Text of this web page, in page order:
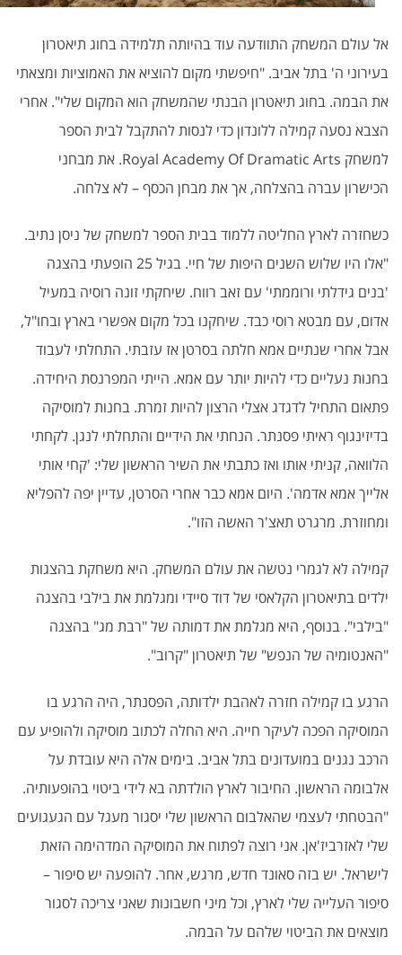
אל עולם המשחק התוודעה עוד בהיותה תלמידה בחוג תיאטרון
בעירוני ה' בתל אביב. "חיפשתי מקום להוציא את האמוציות ומצאתי
את הבמה. בחוג תיאטרון הבנתי שהמשחק הוא המקום שלי". אחרי
הצבא נסעה קמילה ללונדון כדי לנסות להתקבל לבית הספר
למשחק
את מבחני
הכישרון עברה בהצלחה, אך את מבחן הכסף – לא צלחה.
כשחזרה לארץ החליטה ללמוד בבית הספר למשחק של ניסן נתיב.
"אלו היו שלוש השנים היפות של חיי. בגיל 25 הופעתי בהצגה
'בנים גידלתי ורוממתי' עם זאב רווח. שיחקתי זונה רוסיה במעיל
אדום, עם מבטא רוסי כבד. שיחקנו בכל מקום אפשרי בארץ ובחו"ל,
אבל אחרי שנתיים אמא חלתה בסרטן אז עזבתי. התחלתי לעבוד
בחנות נעליים כדי להיות יותר עם אמא. הייתי המפרנסת היחידה.
פתאום התחיל לדגדג אצלי הרצון להיות זמרת. בחנות למוסיקה
בדיזינגוף ראיתי פסנתר. הנחתי את הידיים והתחלתי לנגן. לקחתי
הלוואה, קניתי אותו ואז כתבתי את השיר הראשון שלי: 'קחי אותי
אלייך אמא אדמה'. היום אמא כבר אחרי הסרטן, עדיין יפה להפליא
ומחוזרת. מרגרט תאצ'ר האשה הזו".
קמילה לא לגמרי נטשה את עולם המשחק. היא משחקת בהצגות
ילדים בתיאטרון הקלאסי של דוד סיידי ומגלמת את בילבי בהצגה
"בילבי". בנוסף, היא מגלמת את דמותה של "רבת מג" בהצגה
"האנטומיה של הנפש" של תיאטרון "קרוב".
הרגע בו קמילה חזרה לאהבת ילדותה, הפסנתר, היה הרגע בו
המוסיקה הפכה לעיקר חייה. היא החלה לכתוב מוסיקה ולהופיע עם
הרכב נגנים במועדונים בתל אביב. בימים אלה היא עובדת על
אלבומה הראשון. החיבור לארץ הולדתה בא לידי ביטוי בהופעותיה.
"הבטחתי לעצמי שהאלבום הראשון שלי יסגור מעגל עם הגעגועים
שלי לאזרביז'אן. אני רוצה לפתוח את המוסיקה המדהימה הזאת
לישראל. יש בזה סאונד חדש, מרגש, אחר. להופעה יש סיפור –
סיפור העלייה שלי לארץ, וכל מיני חשבונות שאני צריכה לסגור
מוצאים את הביטוי שלהם על הבמה.